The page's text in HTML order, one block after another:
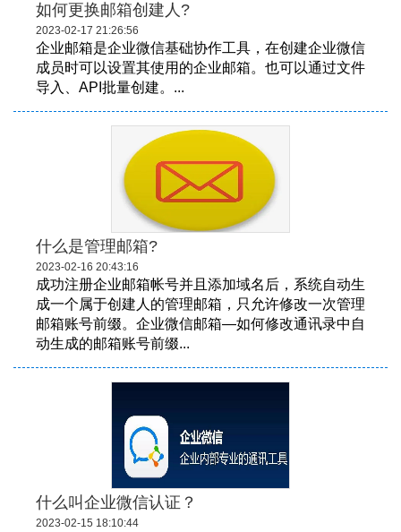
如何更换邮箱创建人?
2023-02-17 21:26:56
企业邮箱是企业微信基础协作工具，在创建企业微信
成员时可以设置其使用的企业邮箱。也可以通过文件
导入、API批量创建。...
什么是管理邮箱?
2023-02-16 20:43:16
成功注册企业邮箱帐号并且添加域名后，系统自动生
成一个属于创建人的管理邮箱，只允许修改一次管理
邮箱账号前缀。企业微信邮箱—如何修改通讯录中自
动生成的邮箱账号前缀...
什么叫企业微信认证？
2023-02-15 18:10:44